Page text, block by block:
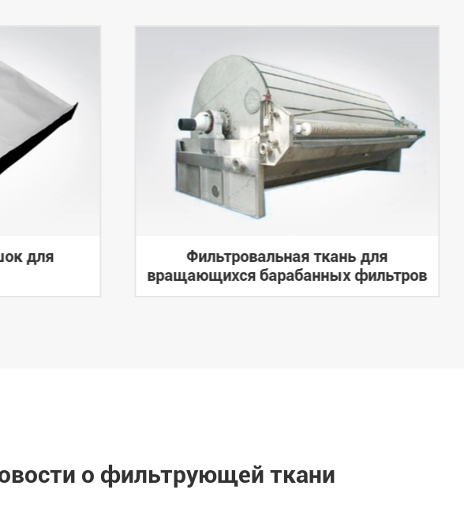
для
Фильтровальная ткань для
вращающихся барабанных фильтров
о фильтрующей ткани